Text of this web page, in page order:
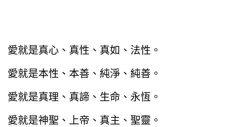
愛就是真心、真性、真如、法性。
愛就是本性、本善、純淨、純善。
愛就是真理、真諦、生命、永恆。
愛就是神聖、上帝、真主、聖靈。